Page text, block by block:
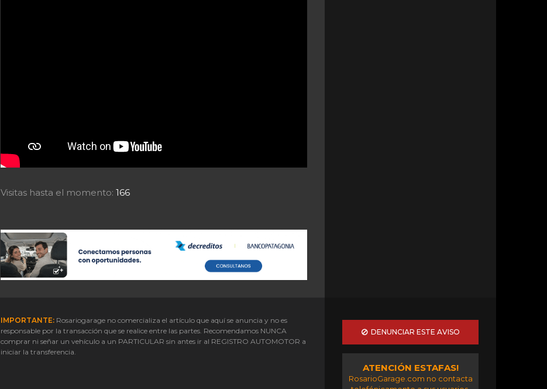
Visitas hasta el momento: 166
IMPORTANTE:Rosariogarage no comercializa el artículo que aquí se anuncia y no es
responsable por la transacción que se realice entre las partes. Recomendamos NUNCA
comprar ni señar un vehículo a un PARTICULAR sin antes ir al REGISTRO AUTOMOTOR a
iniciar la transferencia.
DENUNCIAR ESTE AVISO
ATENCIÓN ESTAFAS!
RosarioGarage.com no contacta